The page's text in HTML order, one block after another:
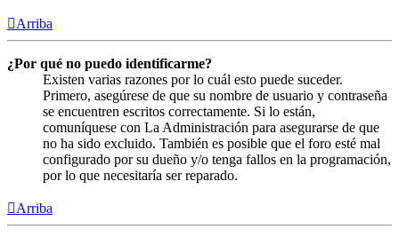
Arriba
¿Por qué no puedo identificarme?
Existen varias razones por lo cuál esto puede suceder.
Primero, asegúrese de que su nombre de usuario y contraseña
se encuentren escritos correctamente. Si lo están,
comuníquese con La Administración para asegurarse de que
no ha sido excluido. También es posible que el foro esté mal
configurado por su dueño y/o tenga fallos en la programación,
por lo que necesitaría ser reparado.
Arriba